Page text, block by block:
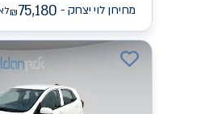
מחירון לוי יצחק - ₪75,180